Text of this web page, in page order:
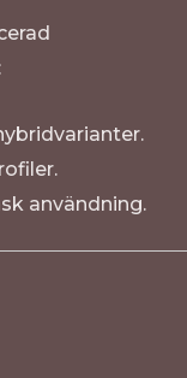
användning.